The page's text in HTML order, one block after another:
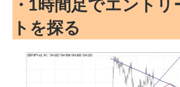
・1時間足でエントリ
トを探る